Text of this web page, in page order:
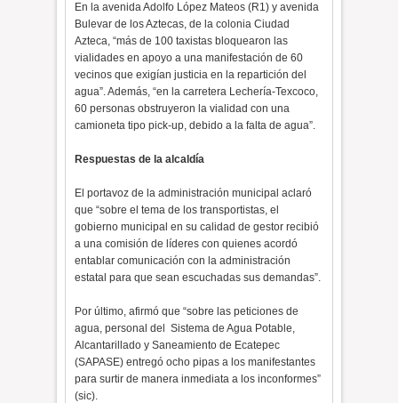
En la avenida Adolfo López Mateos (R1) y avenida
Bulevar de los Aztecas, de la colonia Ciudad
Azteca, “más de 100 taxistas bloquearon las
vialidades en apoyo a una manifestación de 60
vecinos que exigían justicia en la repartición del
agua”. Además, “en la carretera Lechería-Texcoco,
60 personas obstruyeron la vialidad con una
camioneta tipo pick-up, debido a la falta de agua”.
Respuestas de la alcaldía
El portavoz de la administración municipal aclaró
que “sobre el tema de los transportistas, el
gobierno municipal en su calidad de gestor recibió
a una comisión de líderes con quienes acordó
entablar comunicación con la administración
estatal para que sean escuchadas sus demandas”.
Por último, afirmó que “sobre las peticiones de
agua, personal del
Sistema de Agua Potable,
Alcantarillado y Saneamiento de Ecatepec
(SAPASE) entregó ocho pipas a los manifestantes
para surtir de manera inmediata a los inconformes”
(sic).